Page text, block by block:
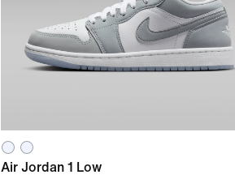
Air Jordan 1 Low